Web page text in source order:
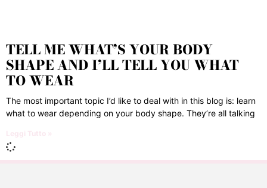
TELL ME WHAT’S YOUR BODY
SHAPE AND I’LL TELL YOU WHAT
TO WEAR
The most important topic I’d like to deal with in this blog is: learn
what to wear depending on your body shape. They’re all talking
Leggi Tutto »